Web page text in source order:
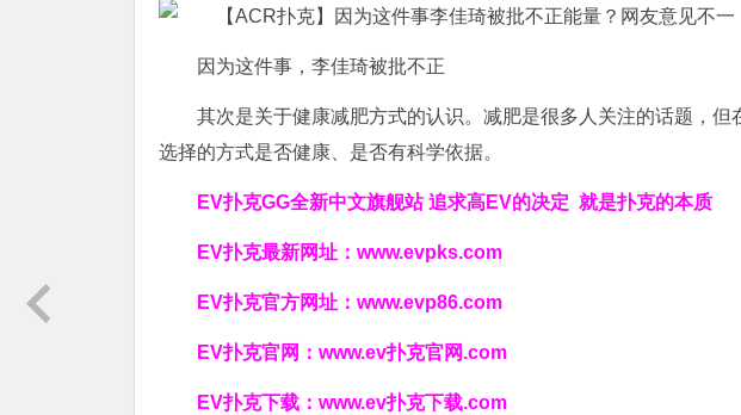
因为这件事，李佳琦被批不正
其次是关于健康减肥方式的认识。减肥是很多人关注的话题，
选择的方式是否健康、是否有科学依据。
EV扑克GG全新中文旗舰站追求高EV的决定 就是扑克的本质
EV扑克最新网址： www.evpks.com
EV扑克官方网址： www.evp86.com
EV扑克官网： www.ev扑克官网.com
EV扑克下载： www.ev扑克下载.com